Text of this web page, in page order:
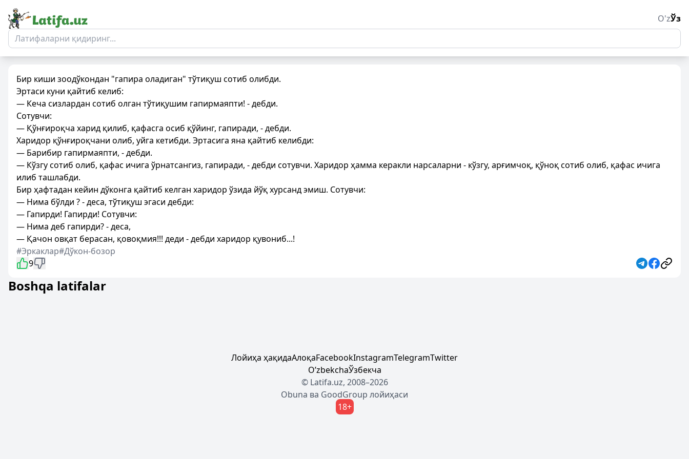
O'zЎз
Бир киши зоодўкондан "гапира оладиган" тўтиқуш сотиб олибди.
Эртаси куни қайтиб келиб:
— Кеча сизлардан сотиб олган тўтиқушим гапирмаяпти! - дебди.
Сотувчи:
— Қўнғироқча харид қилиб, қафасга осиб қўйинг, гапиради, - дебди.
Харидор қўнғироқчани олиб, уйга кетибди. Эртасига яна қайтиб келибди:
— Барибир гапирмаяпти, - дебди.
— Кўзгу сотиб олиб, қафас ичига ўрнатсангиз, гапиради, - дебди сотувчи. Харидор ҳамма керакли нарсаларни - кўзгу, арғимчоқ, қўноқ сотиб олиб, қафас ичига
илиб ташлабди.
Бир ҳафтадан кейин дўконга қайтиб келган харидор ўзида йўқ хурсанд эмиш. Сотувчи:
— Нима бўлди ? - деса, тўтиқуш эгаси дебди:
— Гапирди! Гапирди! Сотувчи:
— Нима деб гапирди? - деса,
— Қачон овқат берасан, қовоқмия!!! деди - дебди харидор қувониб...!
#Эркаклар#Дўкон-бозор
9
Boshqa latifalar
Лойиҳа ҳақидаАлоқаFacebookInstagramTelegramTwitter
OʼzbekchaЎзбекча
© Latifa.uz, 2008–2026
Obuna ва GoodGroup лойиҳаси
18+